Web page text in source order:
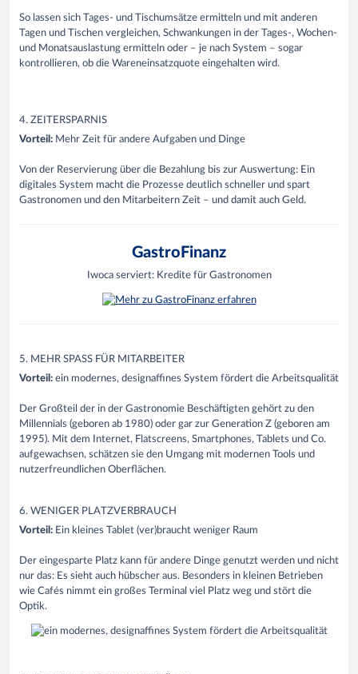
So lassen sich Tages- und Tischumsätze ermitteln und mit anderen
Tagen und Tischen vergleichen, Schwankungen in der Tages-, Wochen-
und Monatsauslastung ermitteln oder – je nach System – sogar
kontrollieren, ob die Wareneinsatzquote eingehalten wird.
4. ZEITERSPARNIS
Vorteil: Mehr Zeit für andere Aufgaben und Dinge
Von der Reservierung über die Bezahlung bis zur Auswertung: Ein
digitales System macht die Prozesse deutlich schneller und spart
Gastronomen und den Mitarbeitern Zeit – und damit auch Geld.
GastroFinanz
Iwoca serviert: Kredite für Gastronomen
5. MEHR SPASS FÜR MITARBEITER
Vorteil: ein modernes, designaffines System fördert die Arbeitsqualität
Der Großteil der in der Gastronomie Beschäftigten gehört zu den
Millennials (geboren ab 1980) oder gar zur Generation Z (geboren am
1995). Mit dem Internet, Flatscreens, Smartphones, Tablets und Co.
aufgewachsen, schätzen sie den Umgang mit modernen Tools und
nutzerfreundlichen Oberflächen.
6. WENIGER PLATZVERBRAUCH
Vorteil: Ein kleines Tablet (ver)braucht weniger Raum
Der eingesparte Platz kann für andere Dinge genutzt werden und nicht
nur das: Es sieht auch hübscher aus. Besonders in kleinen Betrieben
wie Cafés nimmt ein großes Terminal viel Platz weg und stört die
Optik.